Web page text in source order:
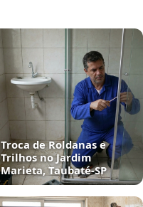
Troca de Roldanas e
Trilhos no Jardim
Marieta, Taubaté‑SP